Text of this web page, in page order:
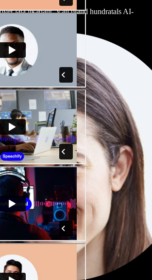
låta likadant. Välj bland hundratals AI-
finjustera dem.